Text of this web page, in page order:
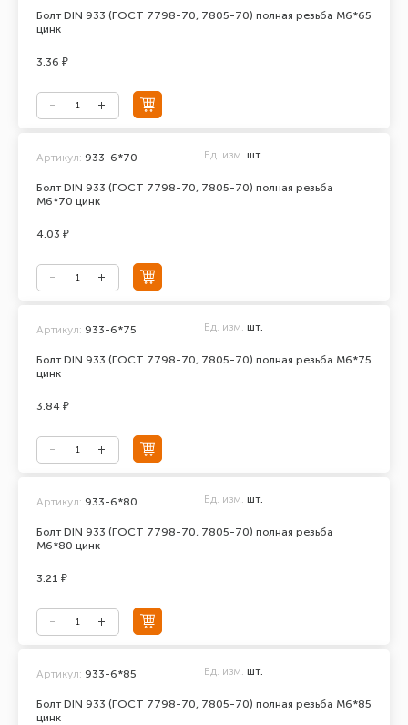
Болт DIN 933 (ГОСТ 7798-70, 7805-70) полная резьба М6*65
цинк
3.36 ₽
Болт DIN 933 (ГОСТ 7798-70, 7805-70) полная резьба
М6*70 цинк
Артикул: 933-6*70 Ед. изм. шт.
4.03 ₽
Болт DIN 933 (ГОСТ 7798-70, 7805-70) полная резьба М6*75
цинк
Артикул: 933-6*75 Ед. изм. шт.
3.84 ₽
Болт DIN 933 (ГОСТ 7798-70, 7805-70) полная резьба
М6*80 цинк
Артикул: 933-6*80 Ед. изм. шт.
3.21 ₽
Болт DIN 933 (ГОСТ 7798-70, 7805-70) полная резьба М6*85
цинк
Артикул: 933-6*85 Ед. изм. шт.